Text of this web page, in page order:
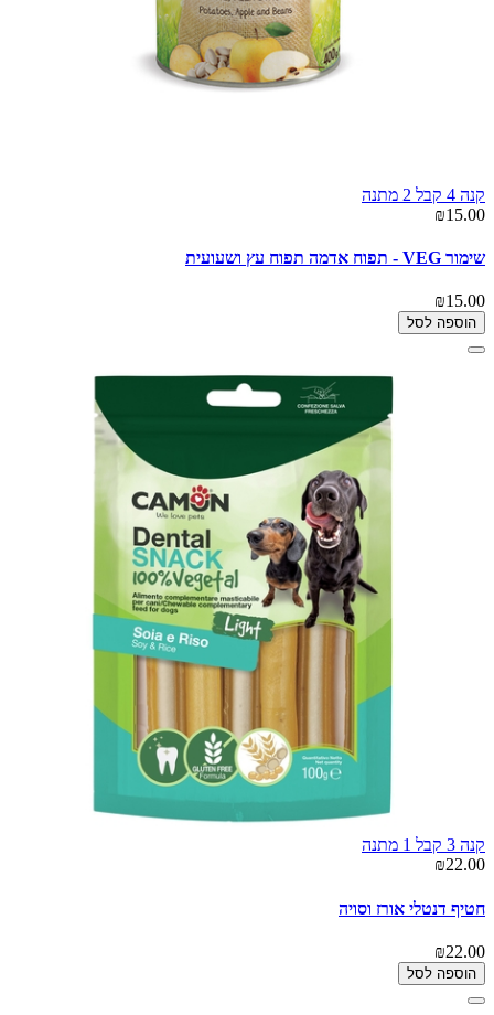
קנה 4 קבל 2 מתנה
₪15.00
שימור VEG - תפוח אדמה תפוח עץ ושעועית
₪15.00
הוספה לסל
קנה 3 קבל 1 מתנה
₪22.00
חטיף דנטלי אורז וסויה
₪22.00
הוספה לסל